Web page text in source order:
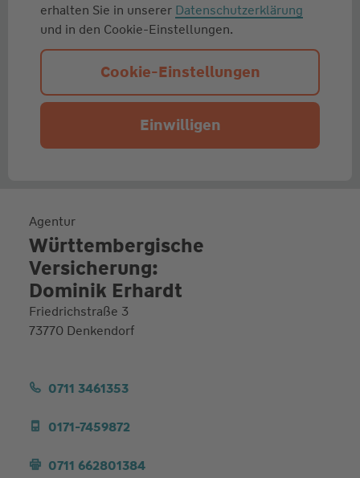
erhalten Sie in unserer Datenschutzerklärung
und in den Cookie-Einstellungen.
Cookie-Einstellungen
Einwilligen
Agentur
Württembergische
Versicherung:
Dominik Erhardt
Friedrichstraße 3
73770 Denkendorf
0711 3461353
0171-7459872
0711 662801384